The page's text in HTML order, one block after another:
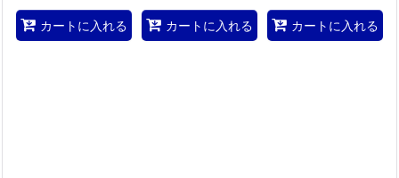
カートに入れる カートに入れる カートに入れる